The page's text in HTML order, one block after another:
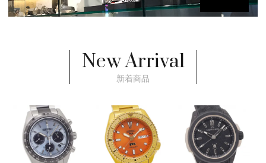
New Arrival
新着商品